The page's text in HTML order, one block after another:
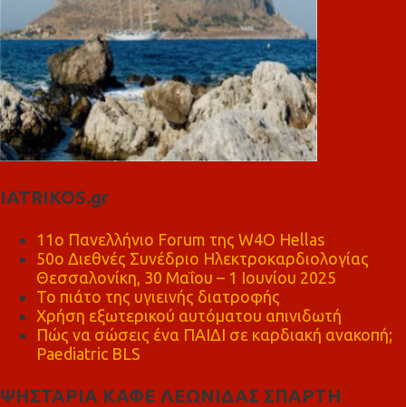
IATRIKOS.gr
11ο Πανελλήνιο Forum της W4O Hellas
50ο Διεθνές Συνέδριο Ηλεκτροκαρδιολογίας
Θεσσαλονίκη, 30 Μαΐου – 1 Ιουνίου 2025
Το πιάτο της υγιεινής διατροφής
Χρήση εξωτερικού αυτόματου απινιδωτή
Πώς να σώσεις ένα ΠΑΙΔΙ σε καρδιακή ανακοπή;
Paediatric BLS
ΨΗΣΤΑΡΙΑ ΚΑΦΕ ΛΕΩΝΙΔΑΣ ΣΠΑΡΤΗ